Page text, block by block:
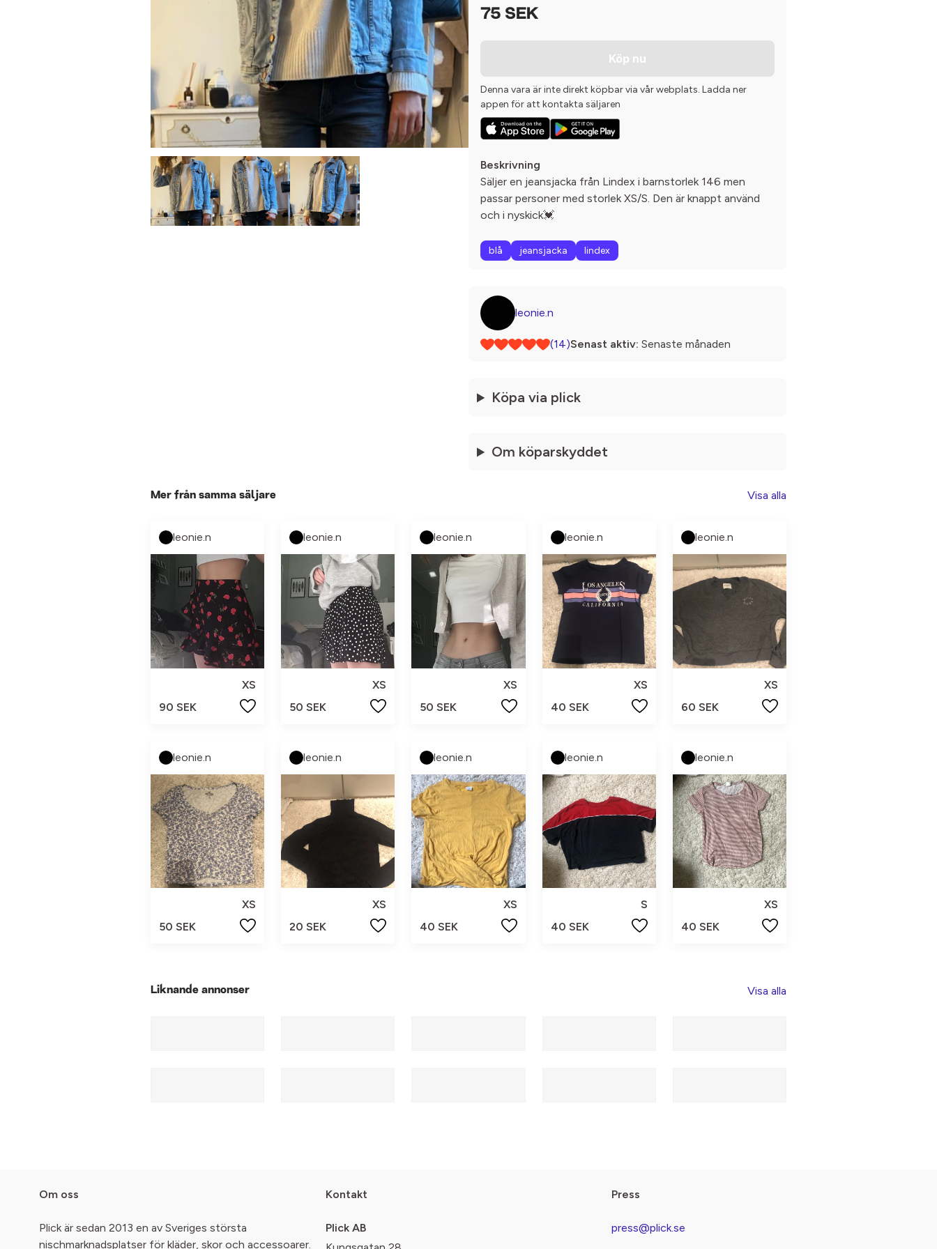
75 SEK
Köp nu
Denna vara är inte direkt köpbar via vår webplats. Ladda ner
appen för att kontakta säljaren
Beskrivning
Säljer en jeansjacka från Lindex i barnstorlek 146 men
passar personer med storlek XS/S. Den är knappt använd
och i nyskick💓
blå jeansjacka lindex
leonie.n
(14)Senast aktiv: Senaste månaden
Köpa via plick
Om köparskyddet
Mer från samma säljare Visa alla
leonie.n
XS
90 SEK
leonie.n
XS
50 SEK
leonie.n
XS
50 SEK
leonie.n
XS
40 SEK
leonie.n
XS
60 SEK
leonie.n
XS
50 SEK
leonie.n
XS
20 SEK
leonie.n
XS
40 SEK
leonie.n
S
40 SEK
leonie.n
XS
40 SEK
Liknande annonser Visa alla
Om oss
Plick är sedan 2013 en av Sveriges största
nischmarknadsplatser för kläder, skor och accessoarer.
Kontakt
Plick AB
Press
press@plick.se